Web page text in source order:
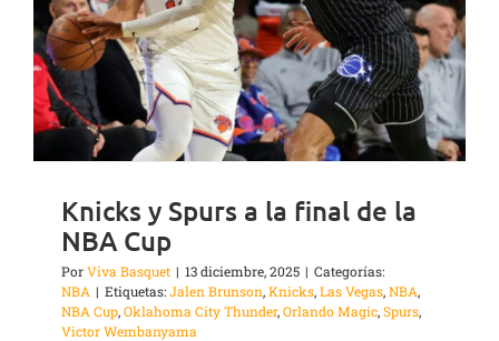
Knicks y Spurs a la final de la
NBA Cup
PorViva Basquet | 13 diciembre, 2025 | Categorías:
NBA | Etiquetas:Jalen Brunson,Knicks,Las Vegas,NBA,
NBA Cup,Oklahoma City Thunder,Orlando Magic,Spurs,
Victor Wembanyama